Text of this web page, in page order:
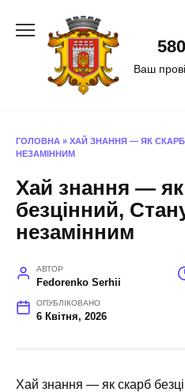
Ваш
ГОЛОВНА » ХАЙ ЗНАННЯ — ЯК
НЕЗАМІННИМ
Хай знання —
безцінний,
незамінним
АВТОР
Fedorenko Serhii
ОПУБЛІКОВАНО
6 Квітня, 2026
Хай знання — як скарб